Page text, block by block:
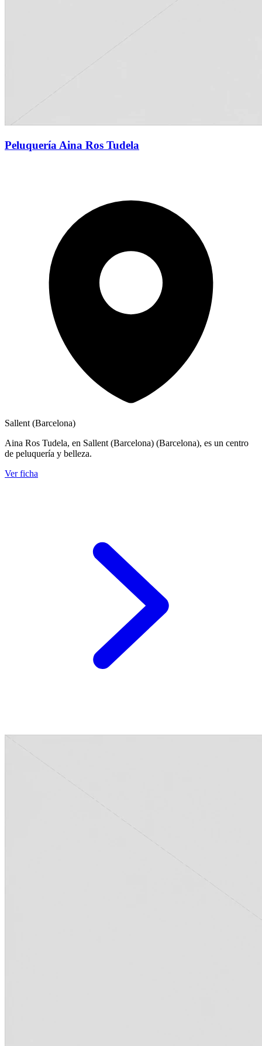
Peluquería Aina Ros Tudela
Sallent (Barcelona)
Aina Ros Tudela, en Sallent (Barcelona) (Barcelona), es un centro
de peluquería y belleza.
Ver ficha